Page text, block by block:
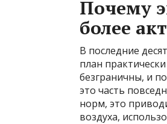
Почему
более
В последние
план
безграничны, и
это часть
норм, это
воздуха,